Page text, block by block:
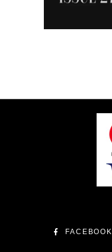
FACEBOOK